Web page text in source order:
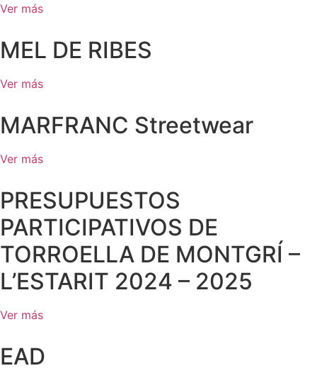
Ver más
MEL DE RIBES
Ver más
MARFRANC Streetwear
Ver más
PRESUPUESTOS
PARTICIPATIVOS DE
TORROELLA DE MONTGRÍ –
L’ESTARIT 2024 – 2025
Ver más
EAD